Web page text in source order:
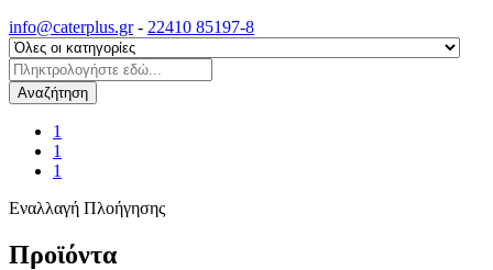
info@caterplus.gr- 22410 85197-8
Αναζήτηση
1
1
1
Εναλλαγή Πλοήγησης
Προϊόντα